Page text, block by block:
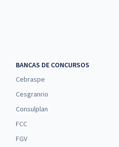
BANCAS DE CONCURSOS
Cebraspe
Cesgranrio
Consulplan
FCC
FGV